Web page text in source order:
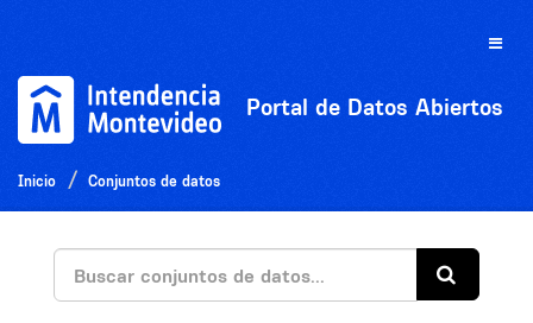
Toggle
Portal de Datos Abiertos
Inicio Conjuntos de datos